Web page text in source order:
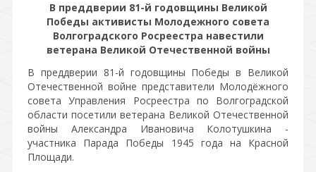
В преддверии 81-й годовщины Великой
Победы активисты Молодежного совета
Волгоградского Росреестра навестили
ветерана Великой Отечественной войны
В преддверии 81-й годовщины Победы в Великой
Отечественной войне представители Молодёжного
совета Управления Росреестра по Волгоградской
области посетили ветерана Великой Отечественной
войны Александра Ивановича Колотушкина -
участника Парада Победы 1945 года на Красной
Площади.